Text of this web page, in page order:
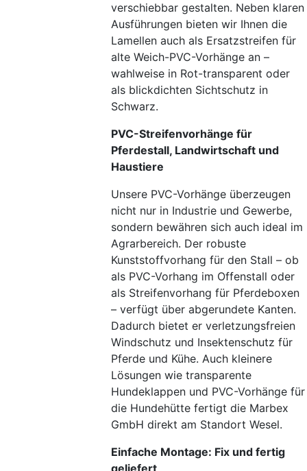
verschiebbar gestalten. Neben klaren
Ausführungen bieten wir Ihnen die
Lamellen auch als Ersatzstreifen für
alte Weich-PVC-Vorhänge an –
wahlweise in Rot-transparent oder
als blickdichten Sichtschutz in
Schwarz.
PVC-Streifenvorhänge für
Pferdestall, Landwirtschaft und
Haustiere
Unsere PVC-Vorhänge überzeugen
nicht nur in Industrie und Gewerbe,
sondern bewähren sich auch ideal im
Agrarbereich. Der robuste
Kunststoffvorhang für den Stall – ob
als PVC-Vorhang im Offenstall oder
als Streifenvorhang für Pferdeboxen
– verfügt über abgerundete Kanten.
Dadurch bietet er verletzungsfreien
Windschutz und Insektenschutz für
Pferde und Kühe. Auch kleinere
Lösungen wie transparente
Hundeklappen und PVC-Vorhänge für
die Hundehütte fertigt die Marbex
GmbH direkt am Standort Wesel.
Einfache Montage: Fix und fertig